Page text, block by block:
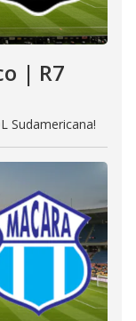
| R7
Sudamericana!